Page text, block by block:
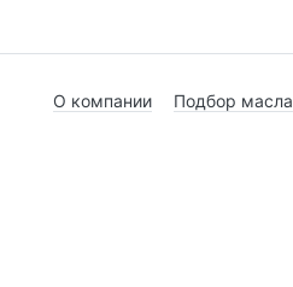
О компании Подбор масла